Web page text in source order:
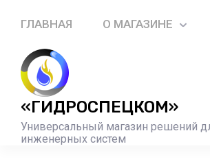
ГЛАВНАЯ О МАГАЗИНЕ
«ГИДРОСПЕЦКОМ»
Универсальный магазин решений
инженерных систем